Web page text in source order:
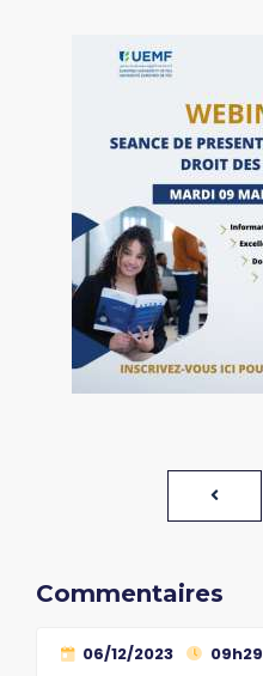
Commentaires
06/12/2023 09h29